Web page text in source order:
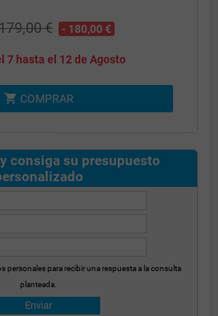
€ - 180,00 €
7 hasta el 12 de Agosto
shopping_cart COMPRAR
consiga su presupuesto
personales para recibir una respuesta a la consulta
planteada.